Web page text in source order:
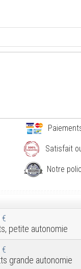
Satisfait
Notre
€
petite autonomie
€
grande autonomie